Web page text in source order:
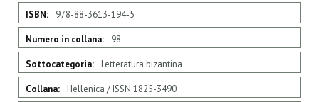
Informazioni978-88-3613-194-5
98
Letteratura bizantina
Hellenica / ISSN 1825-3490